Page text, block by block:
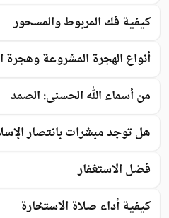
كيفية فك المربوط والمسحور
أنواع الهجرة المشروعة وهجرة
من أسماء الله الحسنى: الصمد
هل توجد مبشرات بانتصار
فضل الاستغفار
كيفية أداء صلاة الاستخارة